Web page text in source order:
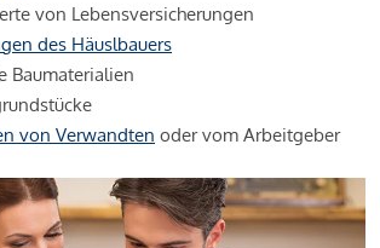
von Lebensversicherungen
des Häuslbauers
Baumaterialien
von Verwandten oder vom Arbeitgeber